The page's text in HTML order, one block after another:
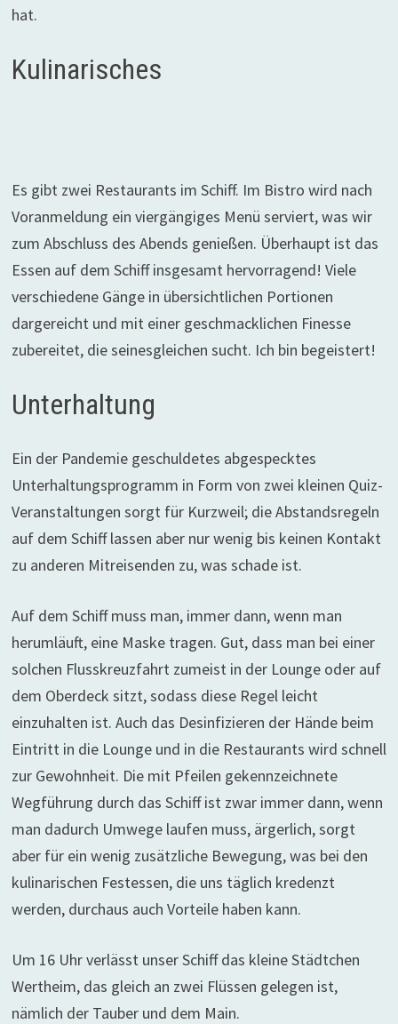
hat.
Kulinarisches
Es gibt zwei Restaurants im Schiff. Im Bistro wird nach
Voranmeldung ein viergängiges Menü serviert, was wir
zum Abschluss des Abends genießen. Überhaupt ist das
Essen auf dem Schiff insgesamt hervorragend! Viele
verschiedene Gänge in übersichtlichen Portionen
dargereicht und mit einer geschmacklichen Finesse
zubereitet, die seinesgleichen sucht. Ich bin begeistert!
Unterhaltung
Ein der Pandemie geschuldetes abgespecktes
Unterhaltungsprogramm in Form von zwei kleinen Quiz-
Veranstaltungen sorgt für Kurzweil; die Abstandsregeln
auf dem Schiff lassen aber nur wenig bis keinen Kontakt
zu anderen Mitreisenden zu, was schade ist.
Auf dem Schiff muss man, immer dann, wenn man
herumläuft, eine Maske tragen. Gut, dass man bei einer
solchen Flusskreuzfahrt zumeist in der Lounge oder auf
dem Oberdeck sitzt, sodass diese Regel leicht
einzuhalten ist. Auch das Desinfizieren der Hände beim
Eintritt in die Lounge und in die Restaurants wird schnell
zur Gewohnheit. Die mit Pfeilen gekennzeichnete
Wegführung durch das Schiff ist zwar immer dann, wenn
man dadurch Umwege laufen muss, ärgerlich, sorgt
aber für ein wenig zusätzliche Bewegung, was bei den
kulinarischen Festessen, die uns täglich kredenzt
werden, durchaus auch Vorteile haben kann.
Um 16 Uhr verlässt unser Schiff das kleine Städtchen
Wertheim, das gleich an zwei Flüssen gelegen ist,
nämlich der Tauber und dem Main.